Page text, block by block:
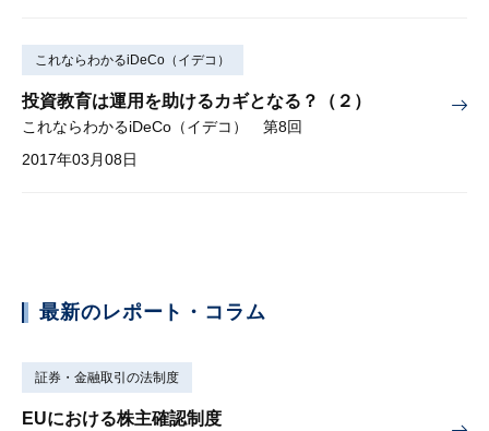
これならわかるiDeCo（イデコ）
投資教育は運用を助けるカギとなる？（２）
これならわかるiDeCo（イデコ） 第8回
2017年03月08日
最新のレポート・コラム
証券・金融取引の法制度
EUにおける株主確認制度